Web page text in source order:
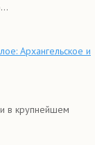
Архангельское и
в крупнейшем